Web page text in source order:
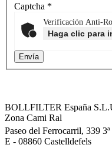
Captcha *
Verificación Anti-
Haga clic para
BOLLFILTER España
Zona Cami Ral
Paseo del Ferrocarril, 339 3ª
E - 08860 Castelldefels